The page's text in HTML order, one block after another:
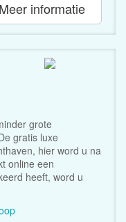
Meer informatie
grote
gratis luxe
hier word u na
online een
heeft, word u